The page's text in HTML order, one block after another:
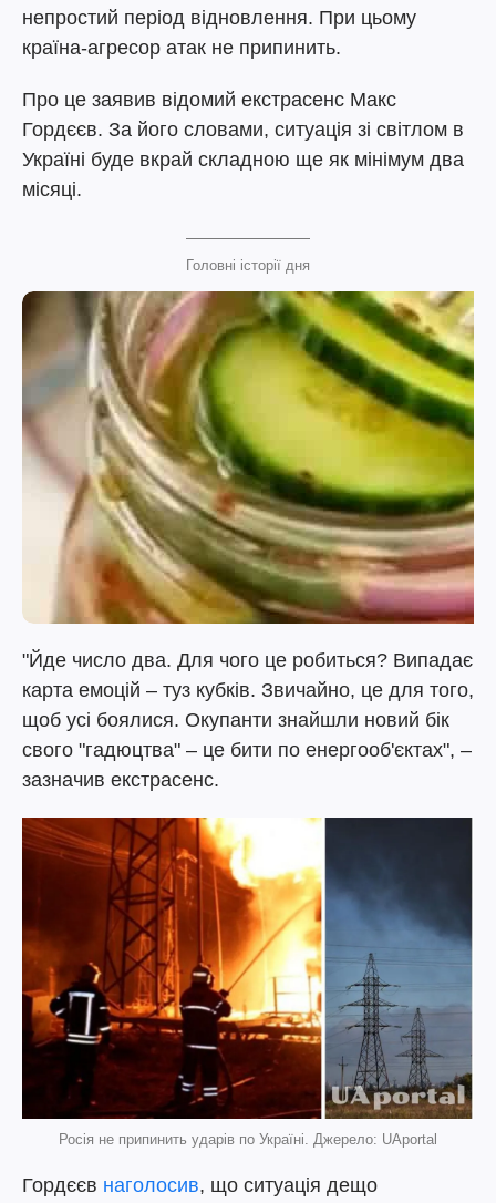
непростий період відновлення. При цьому
країна-агресор атак не припинить.
Про це заявив відомий екстрасенс Макс
Гордєєв. За його словами, ситуація зі світлом в
Україні буде вкрай складною ще як мінімум два
місяці.
Головні історії дня
"Йде число два. Для чого це робиться? Випадає
карта емоцій – туз кубків. Звичайно, це для того,
щоб усі боялися. Окупанти знайшли новий бік
свого "гадюцтва" – це бити по енергооб'єктах", –
зазначив екстрасенс.
Росія не припинить ударів по Україні. Джерело: UAportal
Гордєєв наголосив, що ситуація дещо